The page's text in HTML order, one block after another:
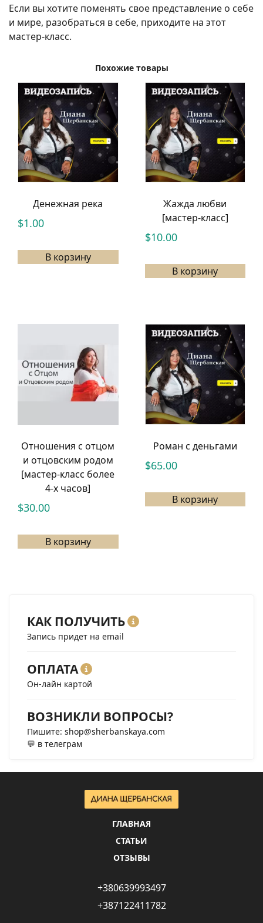
Если вы хотите поменять свое представление о себе
и мире, разобраться в себе, приходите на этот
мастер-класс.
Похожие товары
Денежная река
$1.00
В корзину
Жажда любви
[мастер-класс]
$10.00
В корзину
Отношения с отцом
и отцовским родом
[мастер-класс более
4-х часов]
$30.00
В корзину
Роман с деньгами
$65.00
В корзину
КАК ПОЛУЧИТЬ
Запись придет на email
ОПЛАТА
Он-лайн картой
ВОЗНИКЛИ ВОПРОСЫ?
Пишите: shop@sherbanskaya.com
💬 в телеграм
ГЛАВНАЯ
СТАТЬИ
ОТЗЫВЫ
+380639993497
+387122411782